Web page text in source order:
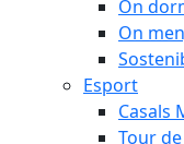
On
On
Esport
Casals
Tour